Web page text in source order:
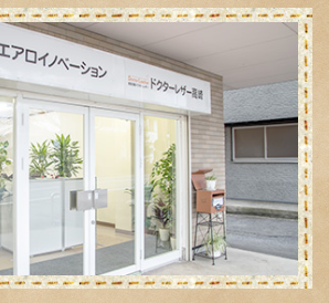
2019年1月(6)
2018年12月 (2)
2018年11月 (2)
2018年10月
2018年9月
2018年8月
2018年4月